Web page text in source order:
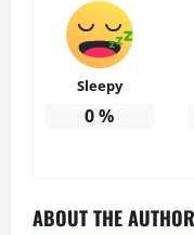
Sleepy
0%
ABOUT THE AUTHOR